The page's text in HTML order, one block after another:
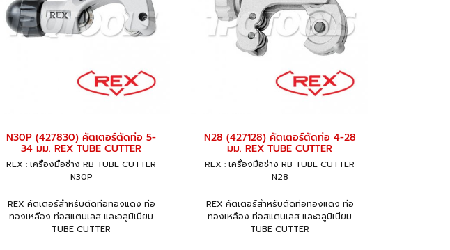
N30P (427830) คัตเตอร์ตัดท่อ 5-
34 มม. REX TUBE CUTTER
REX : เครื่องมือช่าง RB TUBE CUTTER
N30P
REX คัตเตอร์สำหรับตัดท่อทองแดง ท่อ
ทองเหลือง ท่อสแตนเลส และอลูมิเนียม
TUBE CUTTER
N28 (427128) คัตเตอร์ตัดท่อ 4-28
มม. REX TUBE CUTTER
REX : เครื่องมือช่าง RB TUBE CUTTER
N28
REX คัตเตอร์สำหรับตัดท่อทองแดง ท่อ
ทองเหลือง ท่อสแตนเลส และอลูมิเนียม
TUBE CUTTER